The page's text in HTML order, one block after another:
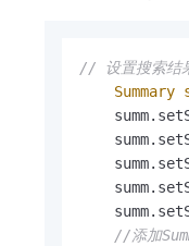
// 设置搜索结
Summary
//添加